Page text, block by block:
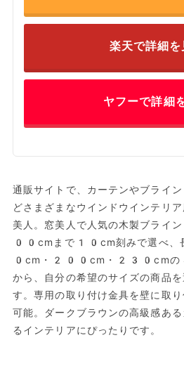
楽天で詳細を
ヤフーで詳細
通販サイトで、カーテンやブライ
どさまざまなウインドウインテリ
美人。窓美人で人気の木製ブラ
00cmまで10cm刻みで選べ
0cm・200cm・230cmの4種
から、自分の希望のサイズの商品
す。専用の取り付け金具を壁に取
可能。ダークブラウンの高級感あ
るインテリアにぴったりです。